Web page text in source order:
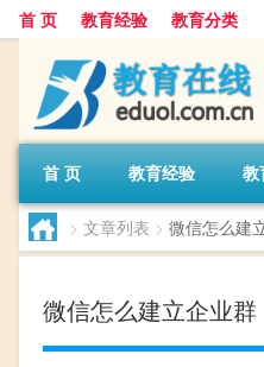
首 页 教育经验 教育分类
首 页 教育经验 教
> 文章列表 > 微信怎么建
微信怎么建立企业群